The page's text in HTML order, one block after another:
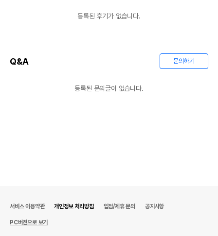
이후인 상품이 출고됩니다.
등록된 후기가 없습니다.
Q&A 문의하기
등록된 문의글이 없습니다.
서비스 이용약관 개인정보 처리방침 입점/제휴 문의 공지사항
PC버전으로 보기